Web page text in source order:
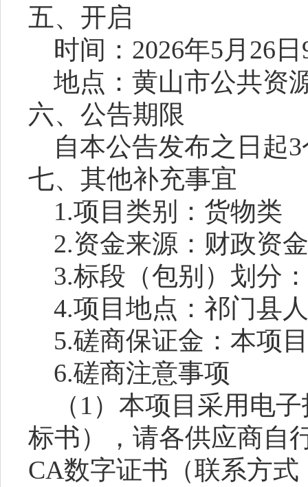
五、开启
时间： 2026年5月 26 日
地点：黄山市公共资
六、公告期限
自本公告发布之日起
七、其他补充事宜
1.项目类别： 货物类
2.资金来源： 财政资
3.标段（包别）划分
4.项目地点：祁门县
5.磋商保证金 ：本项
6.磋商注意事项
（ 1）本项目采用电
标书）
，请各供应商自
CA数字证书 （联系方式